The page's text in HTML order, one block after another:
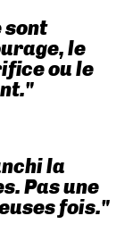
sont
le
ou le
la
Pas une
fois."